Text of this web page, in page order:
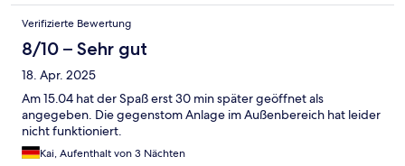
Verifizierte Bewertung
8/10 – Sehr gut
18. Apr. 2025
Am 15.04 hat der Spaß erst 30 min später geöffnet als
angegeben. Die gegenstom Anlage im Außenbereich hat leider
nicht funktioniert.
Kai, Aufenthalt von 3 Nächten